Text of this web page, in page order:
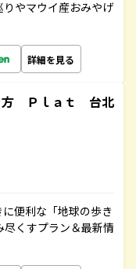
やマウイ産おみやげ
詳細を見る
方 Ｐｌａｔ 台北
便利な「地球の歩き
くすプラン＆最新情